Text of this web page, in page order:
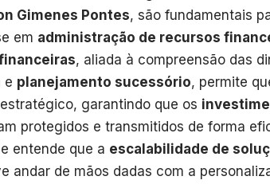
Gimenes Pontes, são fundamentais
em administração de recursos
, aliada à compreensão das
e planejamento sucessório, permite
garantindo que os
protegidos e transmitidos de forma
entende que a escalabilidade de
andar de mãos dadas com a